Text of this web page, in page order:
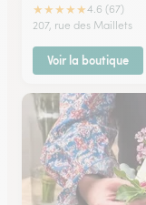
★★★★★4.6 (67)
207, rue des Maillets
Voir la boutique